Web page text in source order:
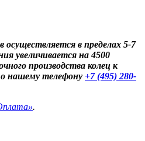
осуществляется в пределах 5-7
увеличивается на 4500
производства колец к
нашему телефону +7 (495) 280-
.